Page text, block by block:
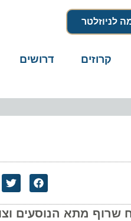
קרוזים דרושים
מתא הנוסעים וצוות